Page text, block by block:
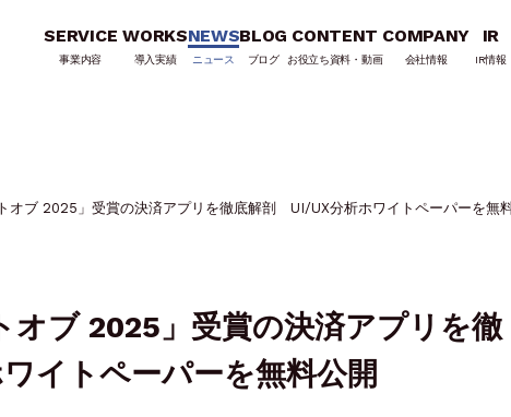
SERVICE
事業内容
WORKS
導入実績
NEWS
ニュース
BLOG
ブログ
CONTENT
お役立ち資料・動画
COMPANY
会社情報
IR
IR情報
オブ 2025」受賞の決済アプリを徹底解剖 UI/UX分析ホワイトペーパーを無
オブ 2025」受賞の決済アプリを徹
イトペーパーを無料公開